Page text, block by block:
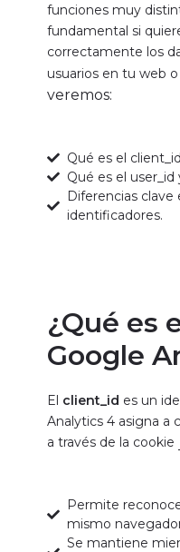
funciones muy
fundamental si
correctamente los
usuarios en tu web o
veremos:
Qué es el
Qué es el
Diferencias
identificadores.
¿Qué es
Google
El client_id es un
Analytics 4 asigna a
a través de la cookie
Permite
mismo
Se mantiene